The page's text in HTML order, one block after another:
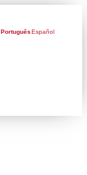
PortuguêsEspañol